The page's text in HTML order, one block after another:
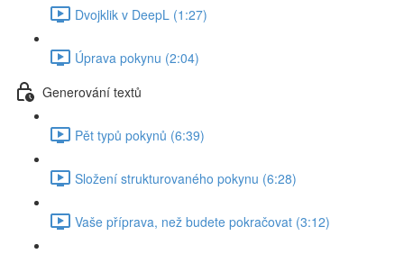
Dvojklik v DeepL (1:27)
Úprava pokynu (2:04)
Generování textů
Pět typů pokynů (6:39)
Složení strukturovaného pokynu (6:28)
Vaše příprava, než budete pokračovat (3:12)